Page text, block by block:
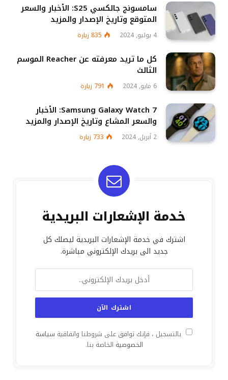
سامسونج جالكسي S25: الأخبار والسعر
المتوقع وتاريخ الإصدار والمزيد
4 يوليو, 2024 835 زيارة
كل ما تريد معرفته عن Reacher الموسم
الثالث
6 مايو, 2024 791 زيارة
Samsung Galaxy Watch 7: الأخبار
والسعر المشاع وتاريخ الإصدار والمزيد
2 أبريل, 2024 733 زيارة
خدمة الإشعارات البريدية
اشترك في خدمة الإشعارات البريدية ليصلك كل
جديد الى بريدك الإلكتروني مباشرة.
بالتسجيل ، فإنك توافق على شروطنا واتفاقية سياسة
الخصوصية الخاصة بنا.